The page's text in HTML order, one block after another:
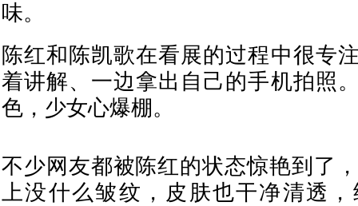
味。
陈红和陈凯歌在看展的过程中很专
着讲解、一边拿出自己的手机拍照
色，少女心爆棚。
不少网友都被陈红的状态惊艳到了
上没什么皱纹，皮肤也干净清透